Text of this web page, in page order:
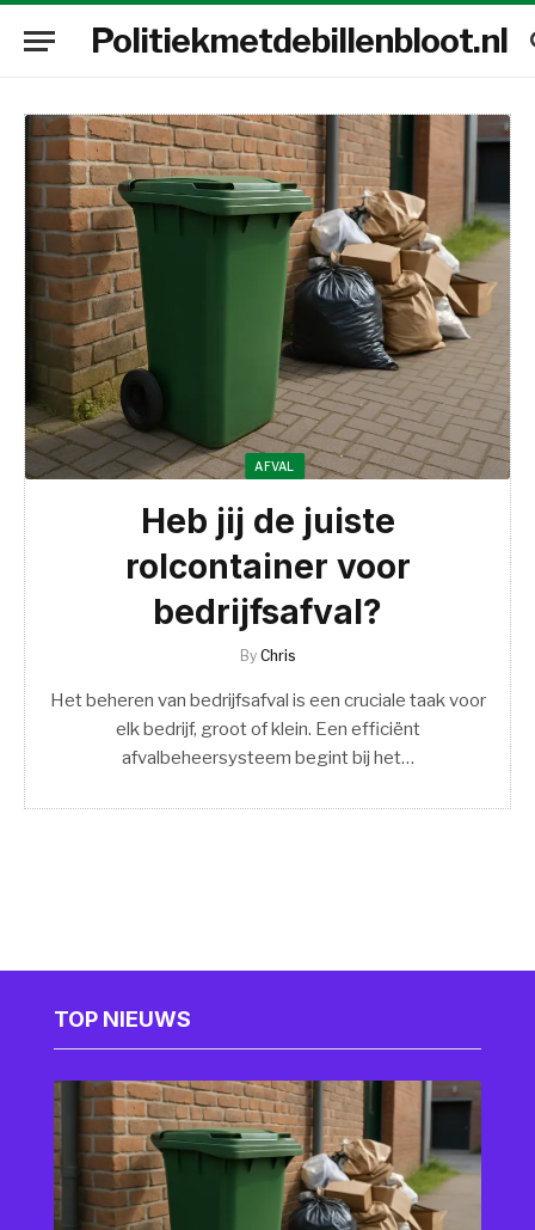
Politiekmetdebillenbloot.nl
AFVAL
Heb jij de juiste
rolcontainer voor
bedrijfsafval?
By Chris
Het beheren van bedrijfsafval is een cruciale taak voor
elk bedrijf, groot of klein. Een efficiënt
afvalbeheersysteem begint bij het…
TOP NIEUWS